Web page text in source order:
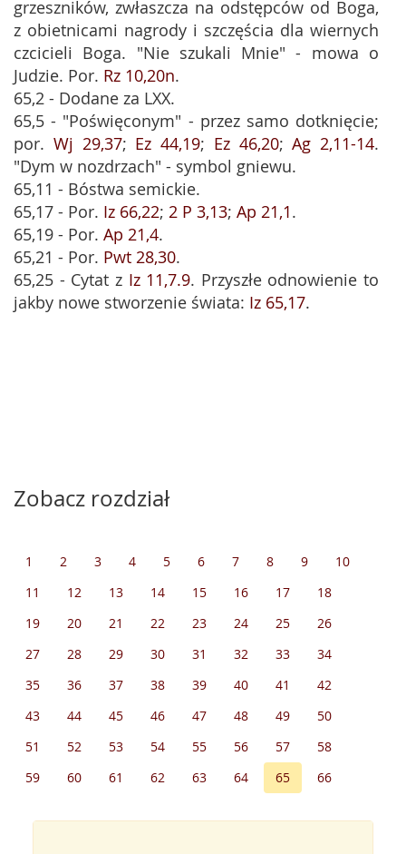
grzeszników, zwłaszcza na odstępców od Boga,
z obietnicami nagrody i szczęścia dla wiernych
czcicieli Boga. "Nie szukali Mnie" - mowa o
Judzie. Por. Rz 10,20n.
65,2 - Dodane za LXX.
65,5 - "Poświęconym" - przez samo dotknięcie;
por. Wj 29,37; Ez 44,19; Ez 46,20;Ag 2,11-14.
"Dym w nozdrzach" - symbol gniewu.
65,11 - Bóstwa semickie.
65,17 - Por. Iz 66,22; 2 P 3,13; Ap 21,1.
65,19 - Por. Ap 21,4.
65,21 - Por. Pwt 28,30.
65,25 - Cytat z Iz 11,7.9. Przyszłe odnowienie to
jakby nowe stworzenie świata: Iz 65,17.
Zobacz rozdział
1 2 3 4 5 6 7 8 9
10
11
12 13 14 15 16 17
18
19
20 21 22 23 24 25
26
27
28 29 30 31 32 33
34
35
36 37 38 39 40 41
42
43
44 45 46 47 48 49
50
51
52 53 54 55 56 57
58
59
60 61 62 63 64 65 66